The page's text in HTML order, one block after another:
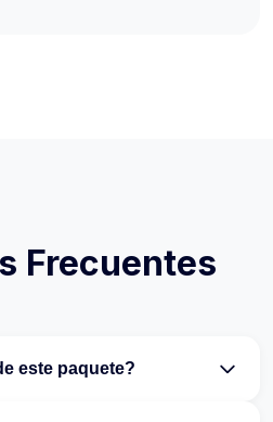
Frecuentes
este paquete?